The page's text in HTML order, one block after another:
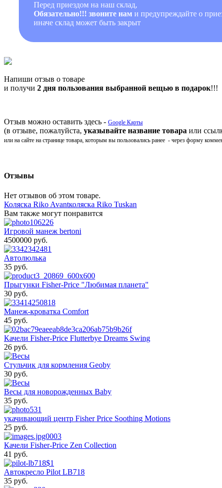
Перед приездом на наш склад,
Обязательно!!! звоните нам и предупреждайте о
иначе склад может быть закрыт
Напиши отзыв о товаре
и получи 2 дня пользования выбранной вещью в подарок!!!
Отзыв можно оставить здесь - Google Карты
(в отзыве, пожалуйста, указывайте название товара или
или на сайте на странице товара, которым вы пользовались ранее - через форму
Отзывы
Нет отзывов об этом товаре.
Коляска Riko Avantколяска Riko Tuskan
Вам также могут понравится
Игровой манеж bertoni
4500000 pуб.
Автолюлька
35 pуб.
Прыгунки Fisher-Price "Любимая планета"
30 pуб.
Манеж-кроватка Comfort
45 pуб.
Качели Fisher-Price Flutterbye Dreams Swing
26 pуб.
Стульчик для кормления Geoby
30 pуб.
Весы для новорожденных Baby
35 pуб.
укачивающий центр Fisher Price Soothing Motions
25 pуб.
Качели Fisher-Price Zen Collection
41 pуб.
Автокресло Pilot LB718
35 pуб.